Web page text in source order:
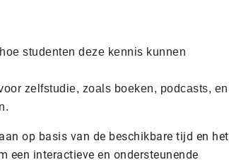
studenten deze kennis kunnen
zelfstudie, zoals boeken, podcasts, en
op basis van de beschikbare tijd en het
een interactieve en ondersteunende